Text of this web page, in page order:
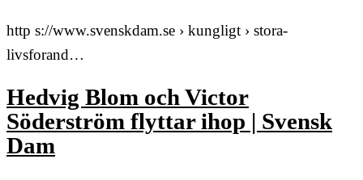
http s://www.svenskdam.se › kungligt › stora-
livsforand…
Hedvig Blom och Victor
Söderström flyttar ihop | Svensk
Dam